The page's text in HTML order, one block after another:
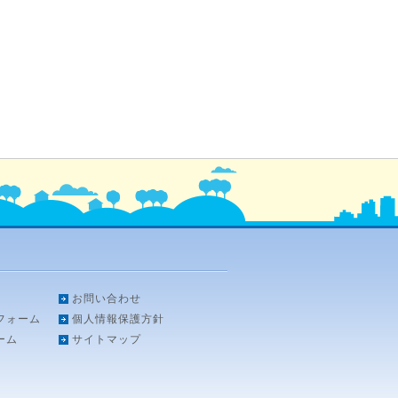
ォーム
ム
お問い合わせ
個人情報保護方針
サイトマップ